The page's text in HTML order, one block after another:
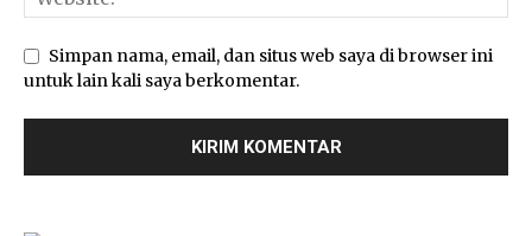
Simpan nama, email, dan situs web saya di browser ini
untuk lain kali saya berkomentar.